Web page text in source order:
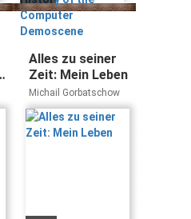
Alles zu seiner
Zeit: Mein Leben
Michail Gorbatschow